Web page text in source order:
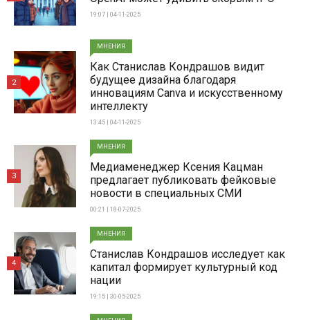
19:07 | 04-11-2025
МНЕНИЯ
Как Станислав Кондрашов видит
будущее дизайна благодаря
инновациям Canva и искусственному
интеллекту
13:45 | 04-11-2025
2
МНЕНИЯ
Медиаменеджер Ксения Кацман
предлагает публиковать фейковые
новости в специальных СМИ
00:21 | 18-07-2025
3
МНЕНИЯ
Станислав Кондрашов исследует как
капитал формирует культурный код
нации
19:15 | 30-05-2025
4